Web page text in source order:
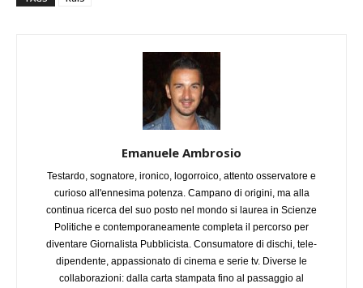
Emanuele Ambrosio
Testardo, sognatore, ironico, logorroico, attento osservatore e
curioso all'ennesima potenza. Campano di origini, ma alla
continua ricerca del suo posto nel mondo si laurea in Scienze
Politiche e contemporaneamente completa il percorso per
diventare Giornalista Pubblicista. Consumatore di dischi, tele-
dipendente, appassionato di cinema e serie tv. Diverse le
collaborazioni: dalla carta stampata fino al passaggio al